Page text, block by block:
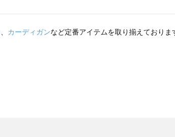
、 カーディガンなど定番アイテムを取り揃えておりま